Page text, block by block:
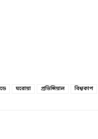
ঘরোয়া প্রভিন্সিয়াল বিশ্বকাপ